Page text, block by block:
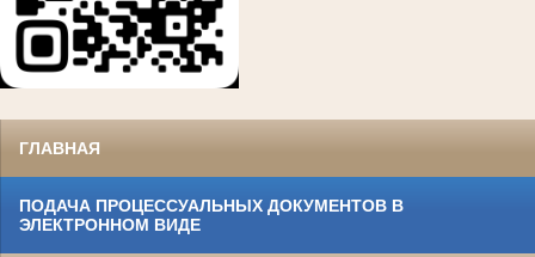
ГЛАВНАЯ
ПОДАЧА ПРОЦЕССУАЛЬНЫХ ДОКУМЕНТОВ В
ЭЛЕКТРОННОМ ВИДЕ